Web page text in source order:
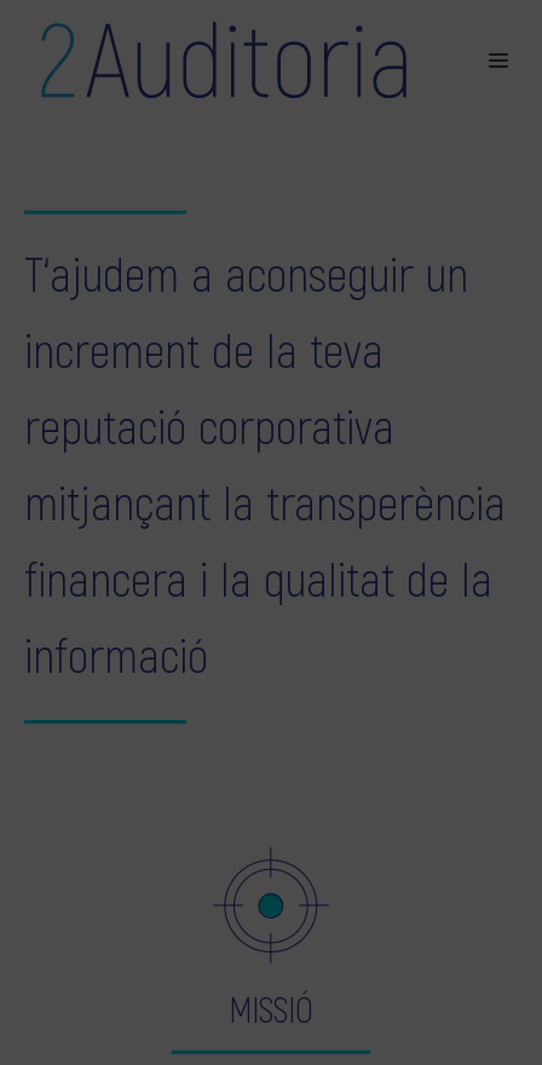
T‘ajudem a aconseguir un
increment de la teva
reputació corporativa
mitjançant la transperència
financera i la qualitat de la
informació
MISSIÓ